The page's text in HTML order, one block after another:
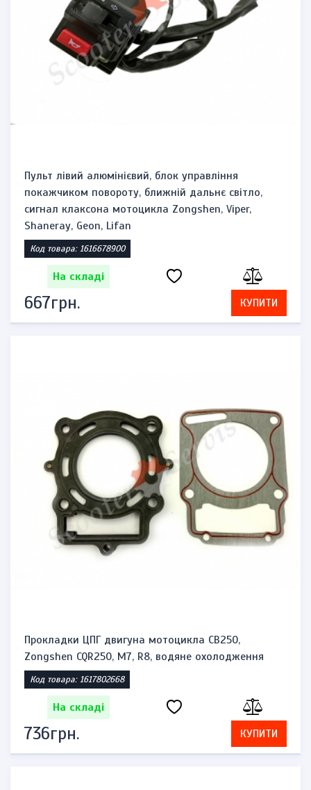
Пульт лівий алюмінієвий, блок управління
покажчиком повороту, ближній дальнє світло,
сигнал клаксона мотоцикла Zongshen, Viper,
Shaneray, Geon, Lifan
Код товара: 1616678900
На складі
667грн. КУПИТИ
Прокладки ЦПГ двигуна мотоцикла CB250,
Zongshen CQR250, M7, R8, водяне охолодження
Код товара: 1617802668
На складі
736грн. КУПИТИ